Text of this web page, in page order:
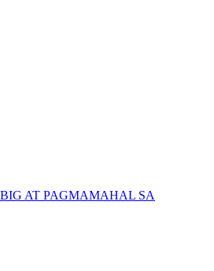
AT PAGMAMAHAL SA